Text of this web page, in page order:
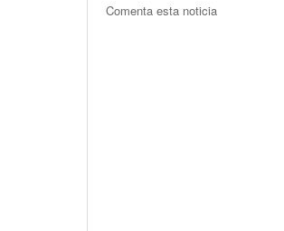
Comenta esta noticia